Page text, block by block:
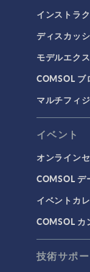
インストラ
ディスカッ
モデルエク
COMSOL ブ
マルチフィ
イベント
オンライン
COMSOL デ
イベントカ
COMSOL カ
技術サポー